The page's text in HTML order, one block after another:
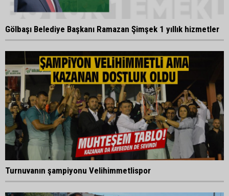
Gölbaşı Belediye Başkanı Ramazan Şimşek 1 yıllık hizmetler
Turnuvanın şampiyonu Velihimmetlispor